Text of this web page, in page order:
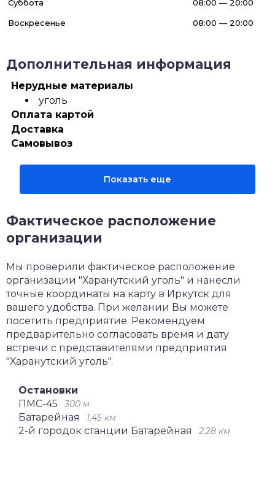
Суббота 08:00 — 20:00
Воскресенье 08:00 — 20:00
Дополнительная информация
Нерудные материалы
уголь
Оплата картой
Доставка
Самовывоз
Показать еще
Фактическое расположение
организации
Мы проверили фактическое расположение
организации "Харанутский уголь" и нанесли
точные координаты на карту в Иркутск для
вашего удобства. При желании Вы можете
посетить предприятие. Рекомендуем
предварительно согласовать время и дату
встречи с представителями предприятия
"Харанутский уголь".
Остановки
ПМС-45
300 м
Батарейная 1,45 км
2-й городок станции Батарейная 2,28 км